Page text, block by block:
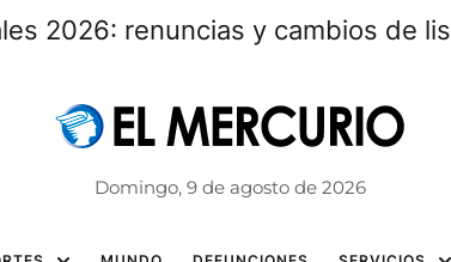
2026: renuncias y cambios de
Domingo, 9 de agosto de 2026